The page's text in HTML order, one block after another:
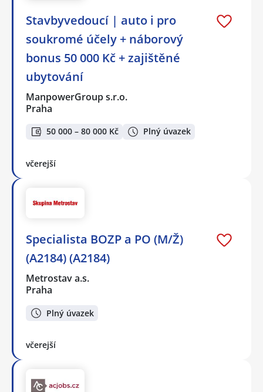
Stavbyvedoucí | auto i pro
soukromé účely + náborový
bonus 50 000 Kč + zajištěné
ubytování
ManpowerGroup s.r.o.
Praha
50 000 – 80 000 Kč Plný úvazek
včerejší
Specialista BOZP a PO (M/Ž)
(A2184) (A2184)
Metrostav a.s.
Praha
Plný úvazek
včerejší